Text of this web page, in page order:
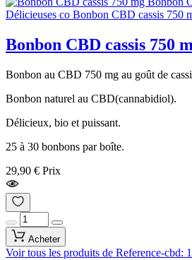
Bonbon CBD cassis 750
Bonbon au CBD 750 mg au goût de
Bonbon naturel au CBD(cannabidiol).
Délicieux, bio et puissant.
25 à 30 bonbons par boîte.
29,90 € Prix
Acheter
Voir tous les produits de Reference-cbd: